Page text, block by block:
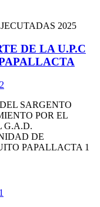
2025
DE LA U.P.C
SARGENTO
POR EL
G.A.D.
DE
PAPALLACTA 1